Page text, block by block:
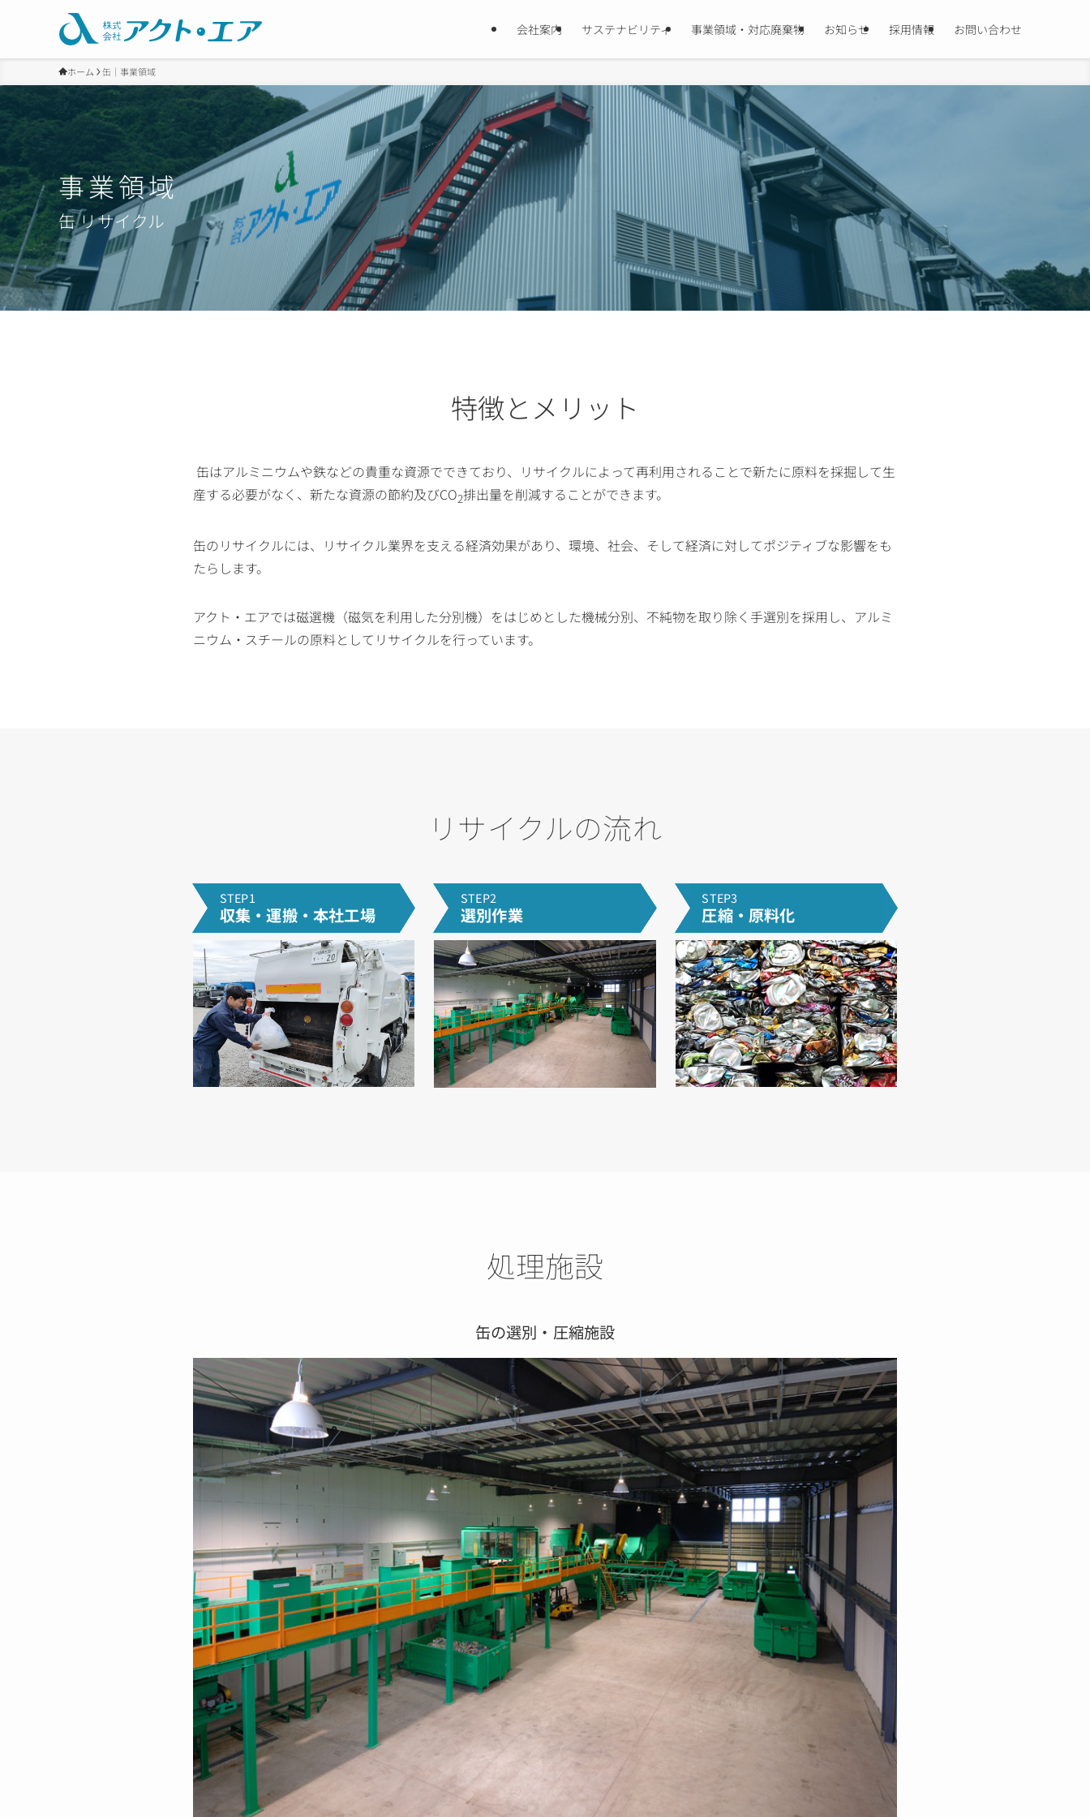
会社案内 サステナビリティ 事業領域・対応廃棄物 お知らせ 採用情報 お問い合わせ
ホーム 缶｜事業領域
事業領域
缶 リサイクル
特徴とメリット
缶はアルミニウムや鉄などの貴重な資源でできており、リサイクルによって再利用されることで新たに原料を採掘して生
産する必要がなく、新たな資源の節約及びCO2排出量を削減することができます。
缶のリサイクルには、リサイクル業界を支える経済効果があり、環境、社会、そして経済に対してポジティブな影響をも
たらします。
アクト・エアでは磁選機（磁気を利用した分別機）をはじめとした機械分別、不純物を取り除く手選別を採用し、アルミ
ニウム・スチールの原料としてリサイクルを行っています。
リサイクルの流れ
STEP1
収集・運搬・本社工場
STEP2
選別作業
STEP3
圧縮・原料化
処理施設
缶の選別・圧縮施設